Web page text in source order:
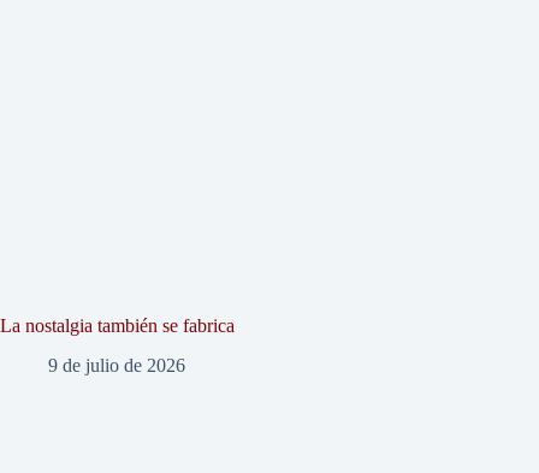
La nostalgia también se fabrica
9 de julio de 2026